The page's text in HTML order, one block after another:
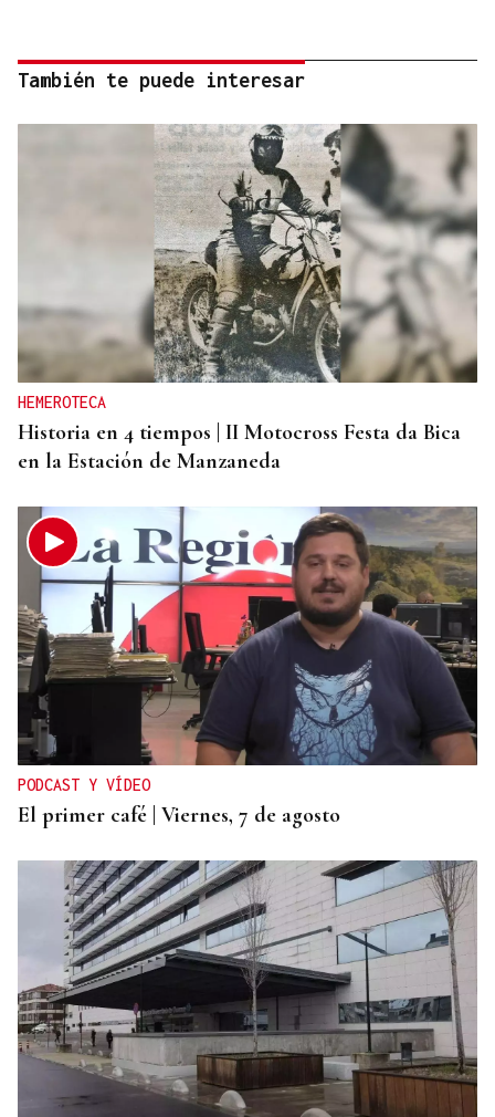
También te puede interesar
HEMEROTECA
Historia en 4 tiempos | II Motocross Festa da Bica
en la Estación de Manzaneda
PODCAST Y VÍDEO
El primer café | Viernes, 7 de agosto